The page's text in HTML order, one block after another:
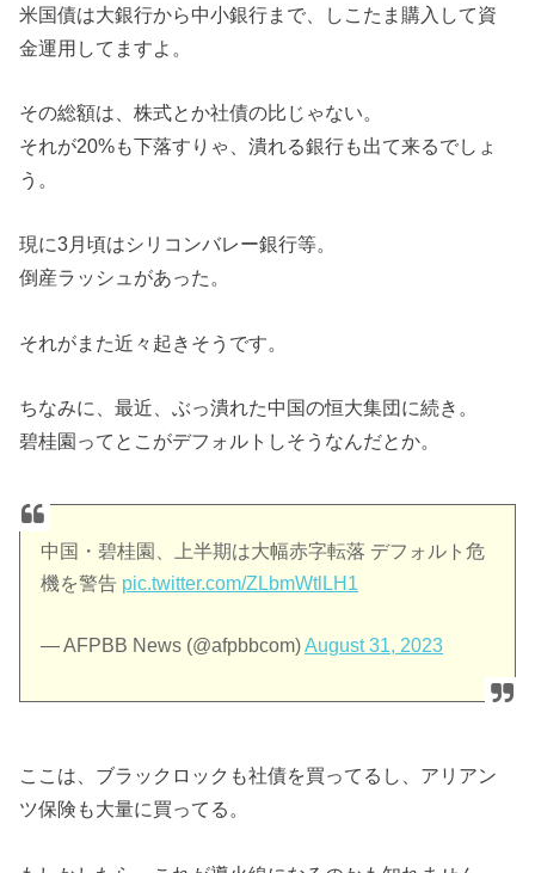
米国債は大銀行から中小銀行まで、しこたま購入して資
金運用してますよ。
その総額は、株式とか社債の比じゃない。
それが20%も下落すりゃ、潰れる銀行も出て来るでしょ
う。
現に3月頃はシリコンバレー銀行等。
倒産ラッシュがあった。
それがまた近々起きそうです。
ちなみに、最近、ぶっ潰れた中国の恒大集団に続き。
碧桂園ってとこがデフォルトしそうなんだとか。
中国・碧桂園、上半期は大幅赤字転落 デフォルト危
機を警告 pic.twitter.com/ZLbmWtlLH1
— AFPBB News (@afpbbcom)August 31, 2023
ここは、ブラックロックも社債を買ってるし、アリアン
ツ保険も大量に買ってる。